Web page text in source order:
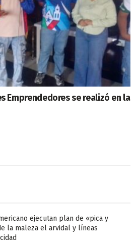
Emprendedores se realizó en la
ejecutan plan de «pica y
la maleza el arvidal y líneas